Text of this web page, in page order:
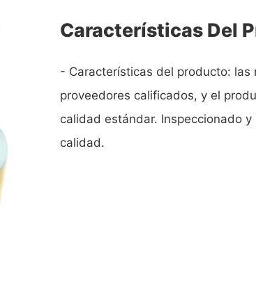
Características Del
- Características del producto: las
proveedores calificados, y el
calidad estándar. Inspeccionado
calidad.